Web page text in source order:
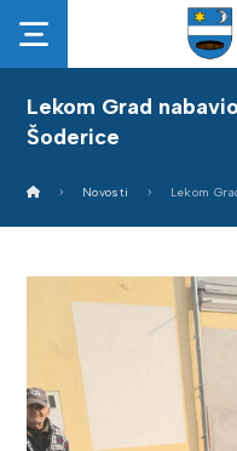
Lekom Grad
Šoderice
Novosti Lekom